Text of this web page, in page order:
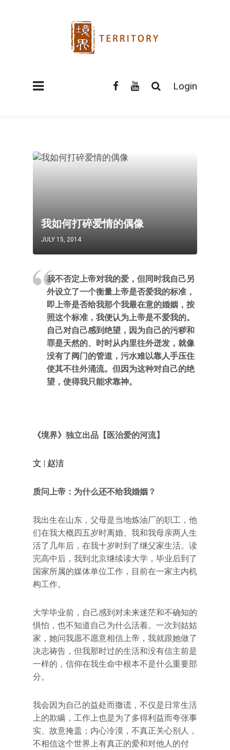
Login
我如何打碎爱情的偶像
JULY 15, 2014
我不否定上帝对我的爱，但同时我自己另
外设立了一个衡量上帝是否爱我的标准，
即上帝是否给我那个我最在意的婚姻，按
照这个标准，我便认为上帝是不爱我的。
自己对自己感到绝望，因为自己的污秽和
罪是天然的、时时从内里往外迸发，就像
没有了阀门的管道，污水难以靠人手压住
使其不往外涌流。但因为这种对自己的绝
望，使得我只能求靠神。
《境界》独立出品【医治爱的河流】
文 | 赵洁
质问上帝：为什么还不给我婚姻？
我出生在山东，父母是当地炼油厂的职工，他
们在我大概四五岁时离婚。我和我母亲两人生
活了几年后，在我十岁时到了继父家生活。读
完高中后，我到北京继续读大学，毕业后到了
国家所属的媒体单位工作，目前在一家主内机
构工作。
大学毕业前，自己感到对未来迷茫和不确知的
惧怕，也不知道自己为什么活着。一次到姑姑
家，她问我愿不愿意相信上帝，我就跟她做了
决志祷告，但我那时过的生活和没有信主前是
一样的，信仰在我生命中根本不是什么重要部
分。
我会因为自己的益处而撒谎，不仅是日常生活
上的欺瞒，工作上也是为了多得利益而夸张事
实、故意掩盖；内心冷漠，不真正关心别人，
不相信这个世界上有真正的爱和对他人的付